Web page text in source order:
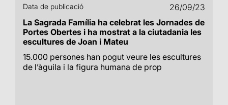
Data de publicació
26/09/23
La Sagrada Família ha celebrat les Jornades de
Portes Obertes i ha mostrat a la ciutadania les
escultures de Joan i Mateu
15.000 persones han pogut veure les escultures
de l’àguila i la figura humana de prop